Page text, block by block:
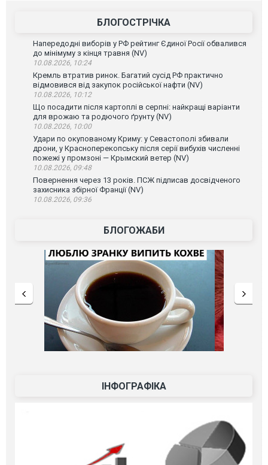
БЛОГОСТРІЧКА
Напередодні виборів у РФ рейтинг Єдиної Росії обвалився
до мінімуму з кінця травня (NV)
10.08.2026, 10:24
Кремль втратив ринок. Багатий сусід РФ практично
відмовився від закупок російської нафти (NV)
10.08.2026, 10:12
Що посадити після картоплі в серпні: найкращі варіанти
для врожаю та родючого ґрунту (NV)
10.08.2026, 10:00
Удари по окупованому Криму: у Севастополі збивали
дрони, у Красноперекопську після серії вибухів численні
пожежі у промзоні — Крымский ветер (NV)
10.08.2026, 09:48
Повернення через 13 років. ПСЖ підписав досвідченого
захисника збірної Франції (NV)
10.08.2026, 09:36
БЛОГОЖАБИ
ІНФОГРАФІКА